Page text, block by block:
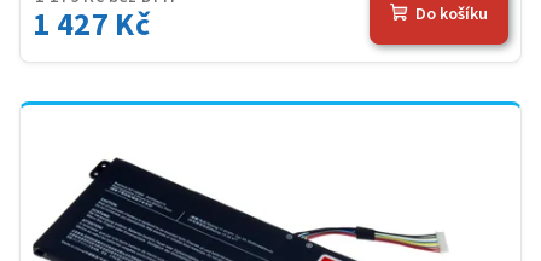
1 427 Kč Do košíku